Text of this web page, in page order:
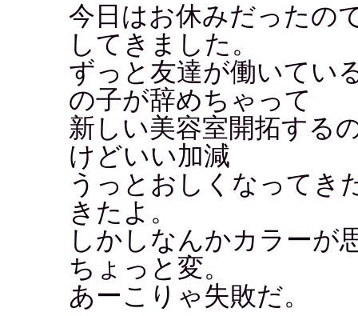
今日はお休みだったの
してきました。
ずっと友達が働いてい
の子が辞めちゃって
新しい美容室開拓する
けどいい加減
うっとおしくなってき
きたよ。
しかしなんかカラーが
ちょっと変。
あーこりゃ失敗だ。